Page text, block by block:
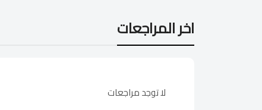
اخر المراجعات
لا توجد مراجعات